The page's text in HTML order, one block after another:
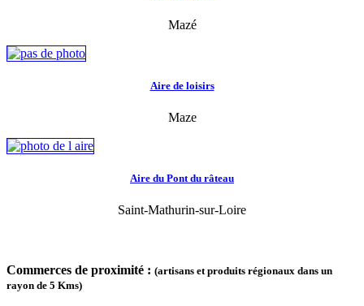
Mazé
Aire de loisirs
Maze
Aire du Pont du râteau
Saint-Mathurin-sur-Loire
Commerces de proximité : (artisans et produits régionaux dans un
rayon de 5 Kms)